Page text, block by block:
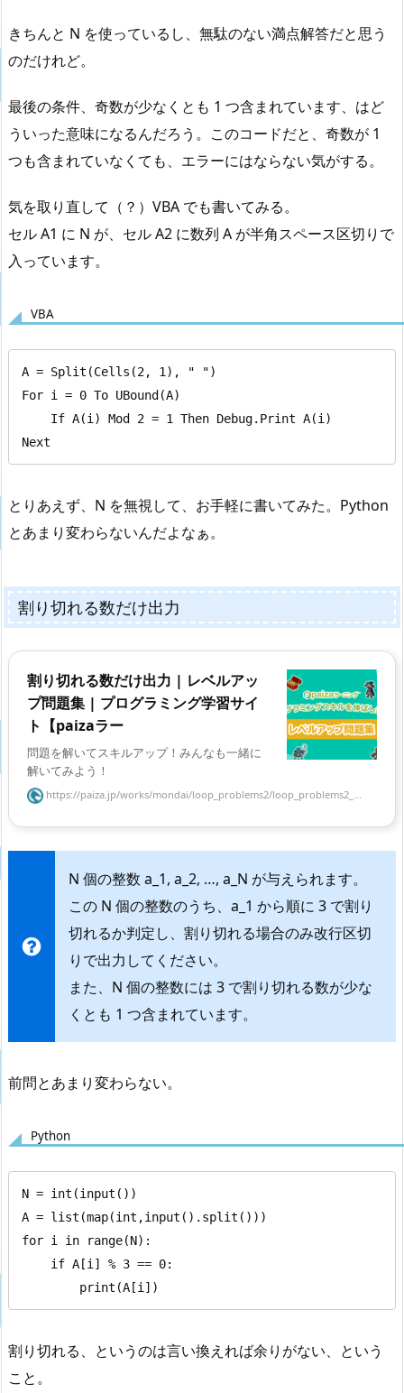
きちんと N を使っているし、無駄のない満点解答だと思う
のだけれど。
最後の条件、奇数が少なくとも 1 つ含まれています、はど
ういった意味になるんだろう。このコードだと、奇数が 1
つも含まれていなくても、エラーにはならない気がする。
気を取り直して（？）VBA でも書いてみる。
セル A1 に N が、セル A2 に数列 A が半角スペース区切りで
入っています。
VBA
A = Split(Cells(2, 1), " ")
For i = 0 To UBound(A)
Next
とりあえず、N を無視して、お手軽に書いてみた。Python
とあまり変わらないんだよなぁ。
割り切れる数だけ出力
割り切れる数だけ出力 | レベルアッ
プ問題集 | プログラミング学習サイ
ト【paizaラー
問題を解いてスキルアップ！みんなも一緒に
解いてみよう！
https://paiza.jp/works/mondai/loop_problems2/loop_problems2_...
N 個の整数 a_1, a_2, …, a_N が与えられます。
この N 個の整数のうち、a_1 から順に 3 で割り
切れるか判定し、割り切れる場合のみ改行区切
りで出力してください。
また、N 個の整数には 3 で割り切れる数が少な
くとも 1 つ含まれています。
前問とあまり変わらない。
Python
N = int(input())
A = list(map(int,input().split()))
for i in range(N):
        print(A[i])
割り切れる、というのは言い換えれば余りがない、という
こと。